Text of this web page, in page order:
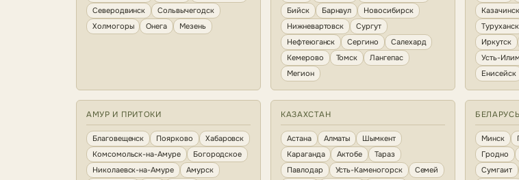
Северодвинск
Сольвычегодск
Холмогоры
Онега Мезень
Бийск
Барнаул
Новосибирск
Нижневартовск
Сургут
Нефтеюганск
Сергино
Салехард
Кемерово
Томск
Лангепас
Мегион
Туруханск
Иркутск
Усть-
Енисейск
АМУР И ПРИТОКИ
Благовещенск Поярково
Хабаровск
Комсомольск-на-Амуре
Богородское
Николаевск-на-Амуре
Амурск
КАЗАХСТАН
Астана Алматы
Шымкент
Караганда
Актобе
Тараз
Павлодар
Усть-Каменогорск
Семей
Минск
Гродно
Сумгаит